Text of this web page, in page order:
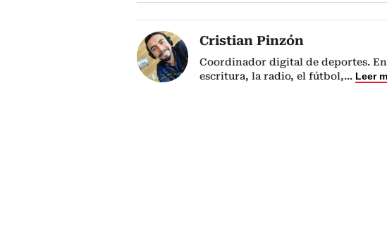
Cristian Pinzón
Coordinador digital de deportes. En
escritura, la radio, el fútbol,... Leer